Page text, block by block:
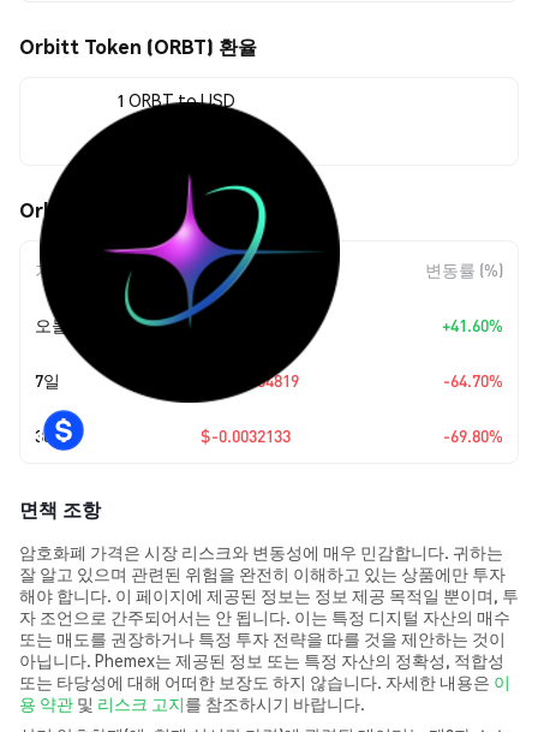
Orbitt Token (ORBT) 환율
1 ORBT to USD
Orbitt Token (ORBT) 가격 움직임
기간 변동 폭 변동률 (%)
오늘 +41.60%
7일 $-0.00254819 -64.70%
30일 $-0.0032133 -69.80%
면책 조항
암호화폐 가격은 시장 리스크와 변동성에 매우 민감합니다. 귀하는
잘 알고 있으며 관련된 위험을 완전히 이해하고 있는 상품에만 투자
해야 합니다. 이 페이지에 제공된 정보는 정보 제공 목적일 뿐이며, 투
자 조언으로 간주되어서는 안 됩니다. 이는 특정 디지털 자산의 매수
또는 매도를 권장하거나 특정 투자 전략을 따를 것을 제안하는 것이
아닙니다. Phemex는 제공된 정보 또는 특정 자산의 정확성, 적합성
또는 타당성에 대해 어떠한 보장도 하지 않습니다. 자세한 내용은 이
용 약관 및 리스크 고지를 참조하시기 바랍니다.